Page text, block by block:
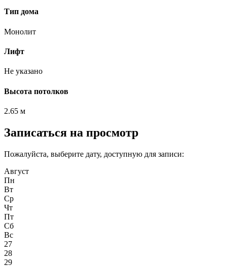
Тип дома
Монолит
Лифт
Не указано
Высота потолков
2.65 м
Записаться на просмотр
Пожалуйста, выберите дату, доступную для записи:
Август
Пн
Вт
Ср
Чт
Пт
Сб
Вс
27
28
29